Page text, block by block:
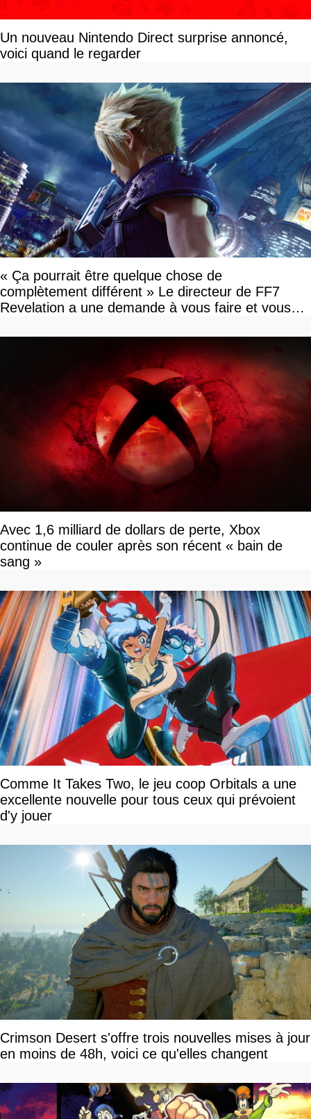
Un nouveau Nintendo Direct surprise annoncé,
voici quand le regarder
« Ça pourrait être quelque chose de
complètement différent » Le directeur de FF7
Revelation a une demande à vous faire et vous
Avec 1,6 milliard de dollars de perte, Xbox
continue de couler après son récent « bain de
sang »
Comme It Takes Two, le jeu coop Orbitals a une
excellente nouvelle pour tous ceux qui prévoient
d'y jouer
Crimson Desert s'offre trois nouvelles mises à jour
en moins de 48h, voici ce qu'elles changent